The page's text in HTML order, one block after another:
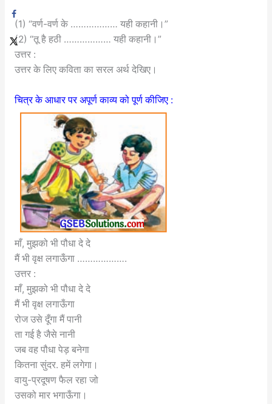
(1) “वर्ण-वर्ण के ……………… यही कहानी।”
(2) “तू है हठी ……………… यही कहानी।”
उत्तर :
उत्तर के लिए कविता का सरल अर्थ देखिए।
चित्र के आधार पर अपूर्ण काव्य को पूर्ण कीजिए :
माँ, मुझको भी पौधा दे दे
मैं भी वृक्ष लगाऊँगा ……………….
उत्तर :
माँ, मुझको भी पौधा दे दे
मैं भी वृक्ष लगाऊँगा
रोज उसे दूँगा मैं पानी
ता गई है जैसे नानी
जब वह पौधा पेड़ बनेगा
कितना सुंदर. हमें लगेगा।
वायु-प्रदूषण फैल रहा जो
उसको मार भगाऊँगा।